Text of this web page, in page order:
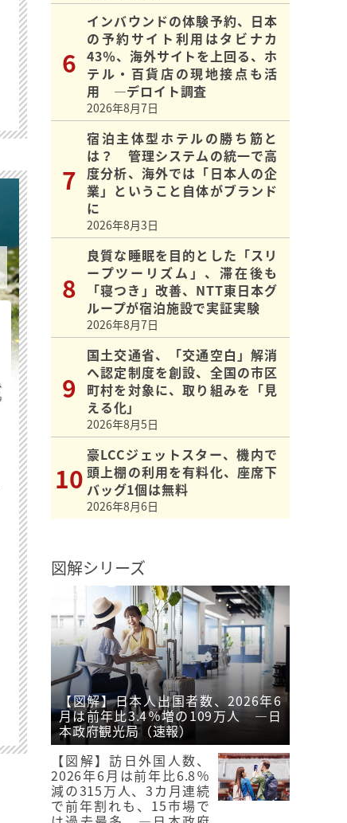
インバウンドの体験予約、日本
の予約サイト利用はタビナカ
43％、海外サイトを上回る、ホ
テル・百貨店の現地接点も活
用 ―デロイト調査
2026年8月7日
宿泊主体型ホテルの勝ち筋と
は？ 管理システムの統一で高
度分析、海外では「日本人の企
業」ということ自体がブランド
に
2026年8月3日
良質な睡眠を目的とした「スリ
ープツーリズム」、滞在後も
「寝つき」改善、NTT東日本グ
ループが宿泊施設で実証実験
2026年8月7日
国土交通省、「交通空白」解消
へ認定制度を創設、全国の市区
町村を対象に、取り組みを「見
える化」
2026年8月5日
豪LCCジェットスター、機内で
頭上棚の利用を有料化、座席下
バッグ1個は無料
2026年8月6日
図解シリーズ
【図解】日本人出国者数、2026年6
月は前年比3.4％増の109万人 ―日
本政府観光局（速報）
【図解】訪日外国人数、
2026年6月は前年比6.8％
減の315万人、3カ月連続
で前年割れも、15市場で